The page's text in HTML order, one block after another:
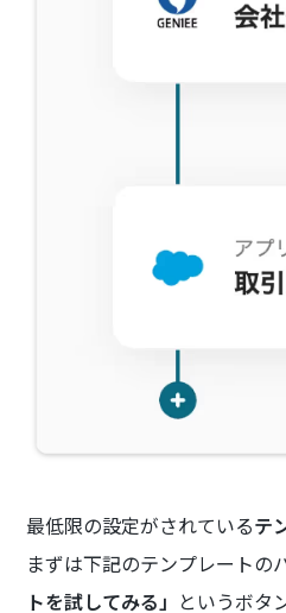
最低限の設定がされているテ
まずは下記のテンプレート
トを試してみる」 というボタ